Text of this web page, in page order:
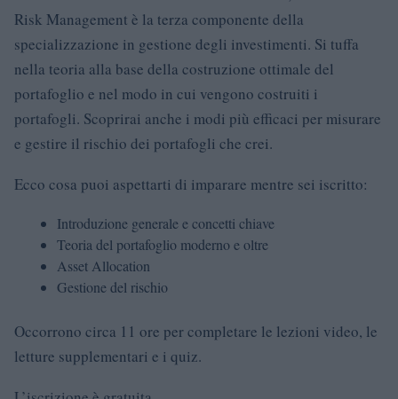
Risk Management è la terza componente della
specializzazione in gestione degli investimenti. Si tuffa
nella teoria alla base della costruzione ottimale del
portafoglio e nel modo in cui vengono costruiti i
portafogli. Scoprirai anche i modi più efficaci per misurare
e gestire il rischio dei portafogli che crei.
Ecco cosa puoi aspettarti di imparare mentre sei iscritto:
Introduzione generale e concetti chiave
Teoria del portafoglio moderno e oltre
Asset Allocation
Gestione del rischio
Occorrono circa 11 ore per completare le lezioni video, le
letture supplementari e i quiz.